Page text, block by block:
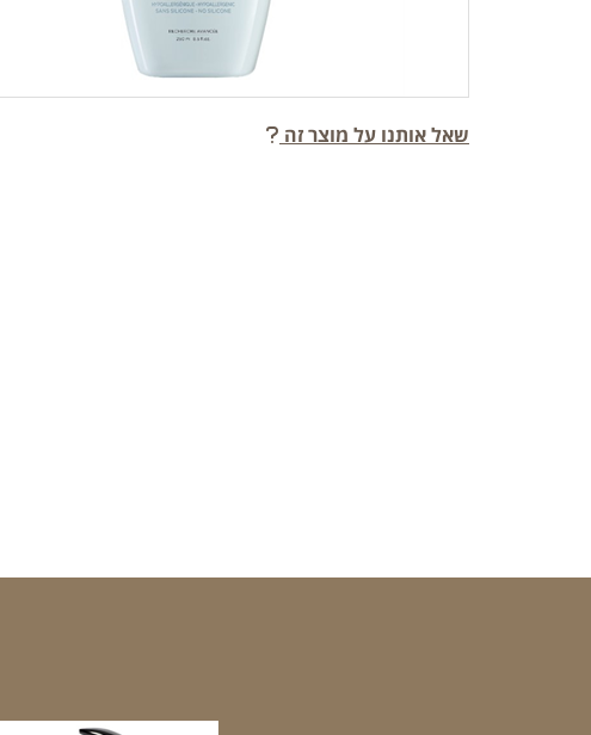
שאל אותנו על מוצר זה